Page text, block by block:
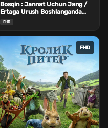
Bosqin : Jannat Uchun Jang /
Ertaga Urush Boshlanganda
Uzbek Tilida
FHD
FHD